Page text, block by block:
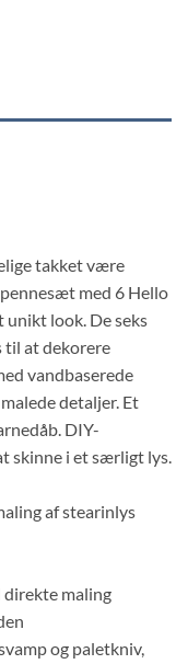
takket være
med 6 Hello
unikt look. De seks
til at dekorere
vandbaserede
detaljer. Et
DIY-
skinne i et særligt lys.
af stearinlys
direkte maling
og paletkniv,